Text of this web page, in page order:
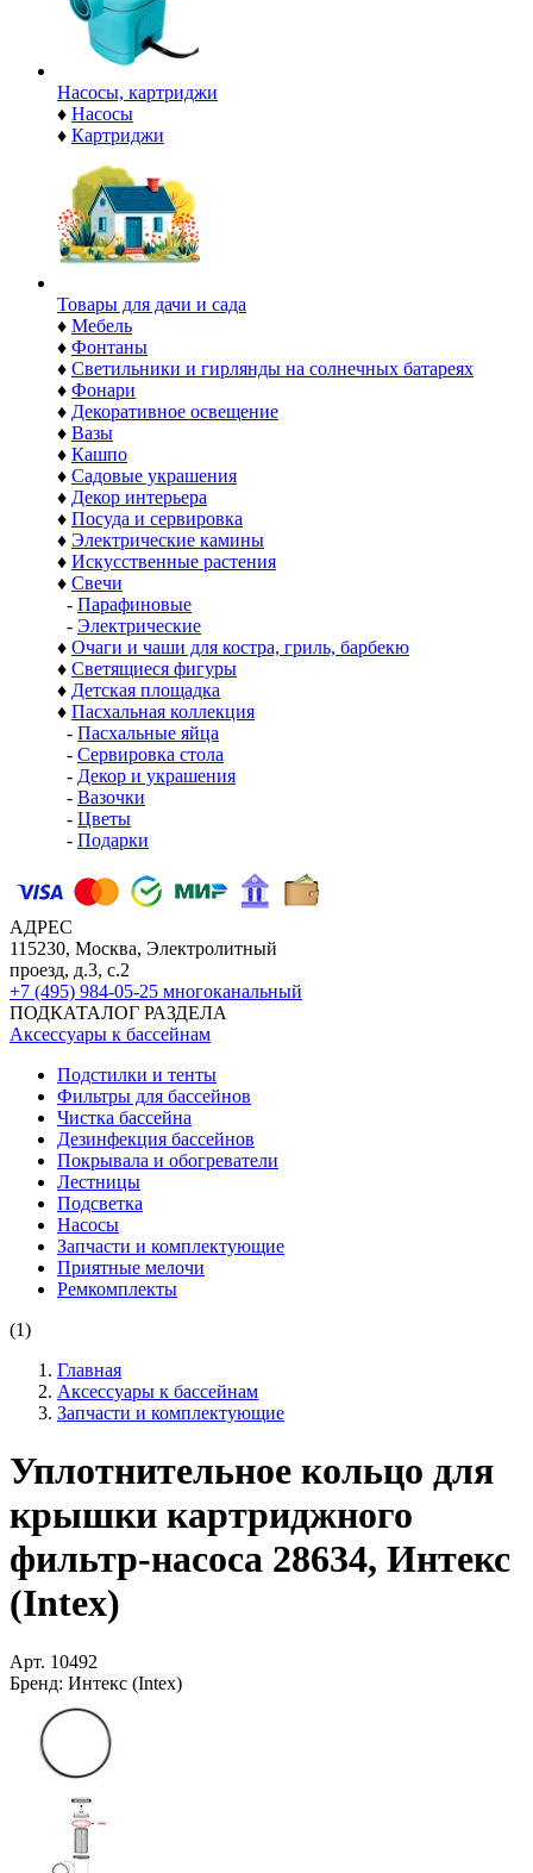
Насосы, картриджи
♦ Насосы
♦ Картриджи
Товары для дачи и сада
♦ Мебель
♦ Фонтаны
♦ Светильники и гирлянды на солнечных батареях
♦ Фонари
♦ Декоративное освещение
♦ Вазы
♦ Кашпо
♦ Садовые украшения
♦ Декор интерьера
♦ Посуда и сервировка
♦ Электрические камины
♦ Искусственные растения
♦ Свечи
- Парафиновые
- Электрические
♦ Очаги и чаши для костра, гриль, барбекю
♦ Светящиеся фигуры
♦ Детская площадка
♦ Пасхальная коллекция
- Пасхальные яйца
- Сервировка стола
- Декор и украшения
- Вазочки
- Цветы
- Подарки
АДРЕС
115230, Москва, Электролитный
проезд, д.3, с.2
+7 (495) 984-05-25 многоканальный
ПОДКАТАЛОГ РАЗДЕЛА
Аксессуары к бассейнам
Подстилки и тенты
Фильтры для бассейнов
Чистка бассейна
Дезинфекция бассейнов
Покрывала и обогреватели
Лестницы
Подсветка
Насосы
Запчасти и комплектующие
Приятные мелочи
Ремкомплекты
(1)
Главная
Аксессуары к бассейнам
Запчасти и комплектующие
Уплотнительное кольцо для
крышки картриджного
фильтр-насоса 28634, Интекс
(Intex)
Арт. 10492
Бренд: Интекс (Intex)